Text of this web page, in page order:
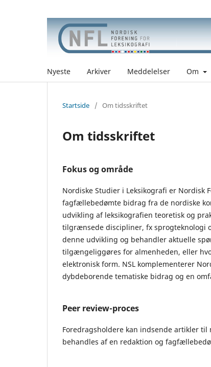
Nyeste Arkiver Meddelelser Om
Startside / Om tidsskriftet
Om tidsskriftet
Fokus og område
Nordiske Studier i Leksikografi er Nordisk
fagfællebedømte bidrag fra de nordiske
udvikling af leksikografien teoretisk og
tilgrænsede discipliner, fx sprogteknologi
denne udvikling og behandler aktuelle
tilgængeliggøres for almenheden, eller
elektronisk form. NSL komplementerer
dybdeborende tematiske bidrag og en
Peer review-proces
Foredragsholdere kan indsende artikler
behandles af en redaktion og